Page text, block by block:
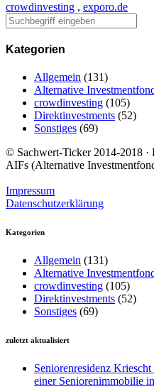
crowdinvesting , exporo.de
Kategorien
Allgemein (131)
Alternative
crowdinvesting (105)
Direktinvestments (52)
Sonstiges (69)
© Sachwert-Ticker 2014-2018
AIFs (Alternative
Impressum
Datenschutzerklärung
Kategorien
Allgemein (131)
Alternative
crowdinvesting (105)
Direktinvestments (52)
Sonstiges (69)
zuletzt aktualisiert
Seniorenresidenz
einer Seniorenimmobilie